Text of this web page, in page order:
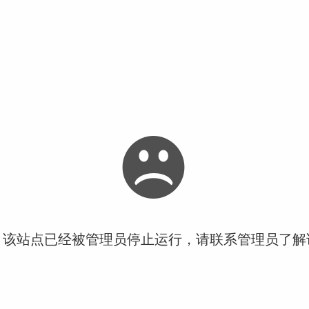
站点已经被管理员停止运行，请联系管理员了